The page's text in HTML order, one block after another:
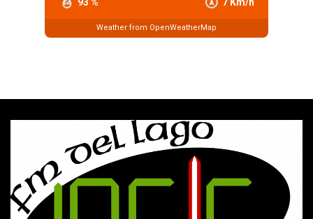
Weather from OpenWeatherMap